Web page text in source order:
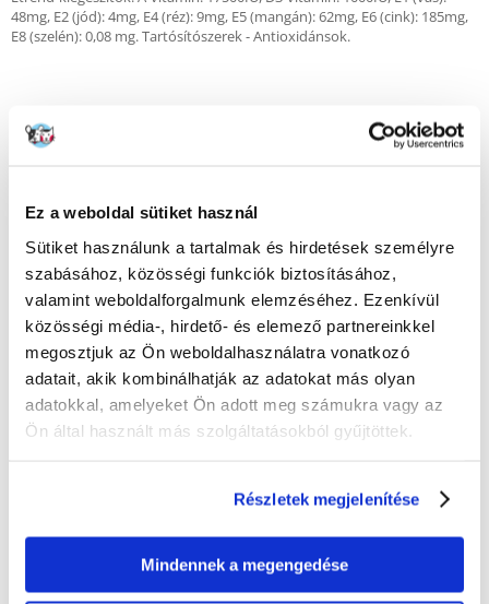
Ez a weboldal sütiket használ
Sütiket használunk a tartalmak és hirdetések személyre
szabásához, közösségi funkciók biztosításához,
valamint weboldalforgalmunk elemzéséhez. Ezenkívül
közösségi média-, hirdető- és elemező partnereinkkel
megosztjuk az Ön weboldalhasználatra vonatkozó
adatait, akik kombinálhatják az adatokat más olyan
adatokkal, amelyeket Ön adott meg számukra vagy az
Ön által használt más szolgáltatásokból gyűjtöttek.
Részletek megjelenítése
Mindennek a megengedése
48mg, E2 (jód): 4mg, E4 (réz): 9mg, E5 (mangán): 62mg, E6 (cink): 185mg,
E8 (szelén): 0,08 mg. Tartósítószerek - Antioxidánsok.
Fehérje
23g
Fat
16g
Szénhidrátok
Élelmi rostok
6.7g
Omega 6
Omega 3